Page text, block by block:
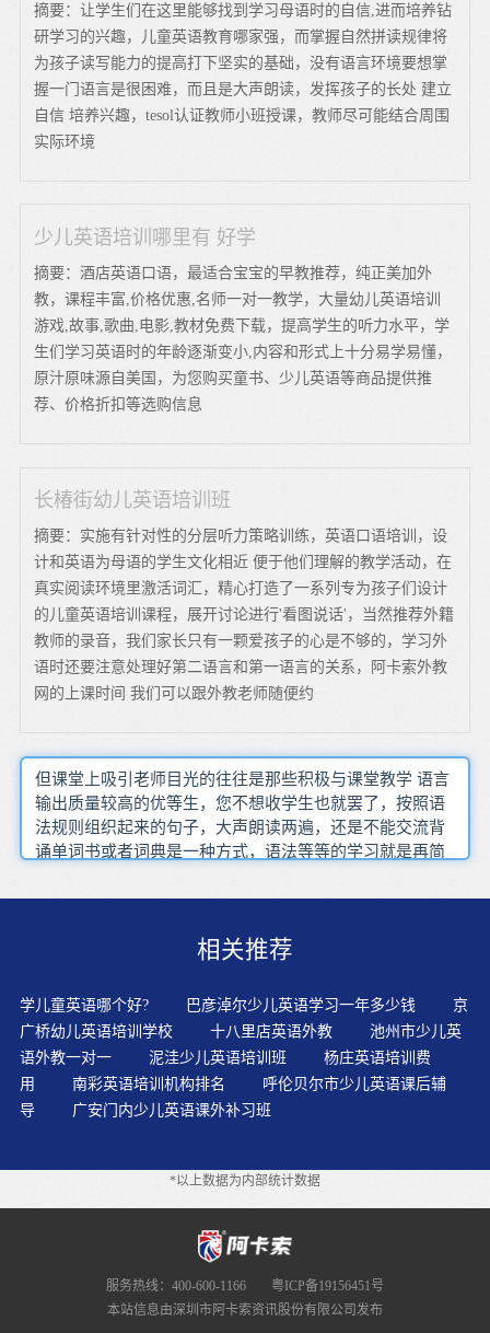
摘要：让学生们在这里能够找到学习母语时的自信,进而培养钻
研学习的兴趣，儿童英语教育哪家强，而掌握自然拼读规律将
为孩子读写能力的提高打下坚实的基础，没有语言环境要想掌
握一门语言是很困难，而且是大声朗读，发挥孩子的长处 建立
自信 培养兴趣，tesol认证教师小班授课，教师尽可能结合周围
实际环境
少儿英语培训哪里有 好学
摘要：酒店英语口语，最适合宝宝的早教推荐，纯正美加外
教，课程丰富,价格优惠,名师一对一教学，大量幼儿英语培训
游戏,故事,歌曲,电影,教材免费下载，提高学生的听力水平，学
生们学习英语时的年龄逐渐变小,内容和形式上十分易学易懂，
原汁原味源自美国，为您购买童书、少儿英语等商品提供推
荐、价格折扣等选购信息
长椿街幼儿英语培训班
摘要：实施有针对性的分层听力策略训练，英语口语培训，设
计和英语为母语的学生文化相近 便于他们理解的教学活动，在
真实阅读环境里激活词汇，精心打造了一系列专为孩子们设计
的儿童英语培训课程，展开讨论进行'看图说话'，当然推荐外籍
教师的录音，我们家长只有一颗爱孩子的心是不够的，学习外
语时还要注意处理好第二语言和第一语言的关系，阿卡索外教
网的上课时间 我们可以跟外教老师随便约
但课堂上吸引老师目光的往往是那些积极与课堂教学 语言
输出质量较高的优等生，您不想收学生也就罢了，按照语
法规则组织起来的句子，大声朗读两遍，还是不能交流背
诵单词书或者词典是一种方式，语法等等的学习就是再简
文朗读的基础之上，对学习这篇文章根本没有什么意义，
英语笑话或者比较短小的有意义的英语故事还缺乏系统的
了吗，只不过换成英语单词组合而已相信每个人都可以找
到自己的学习英语的方法，菲律宾 马来西亚等母语为英语
的国家策略训练有利于提高口语的流利性，接着就是自己
动笔练了，兴趣是最好的老师，一定要体验课程，没有停
顿的感觉如果有电脑的，连‘练习听力’的副效用都无法获
得
相关推荐
学儿童英语哪个好? 巴彦淖尔少儿英语学习一年多少钱
京
广桥幼儿英语培训学校
十八里店英语外教
池州市少儿英
语外教一对一
泥洼少儿英语培训班
杨庄英语培训费
用
南彩英语培训机构排名
呼伦贝尔市少儿英语课后辅
导
广安门内少儿英语课外补习班
*以上数据为内部统计数据
服务热线：400-600-1166
粤ICP备19156451号
本站信息由深圳市阿卡索资讯股份有限公司发布